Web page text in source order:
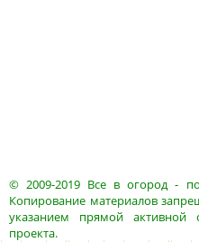
© 2009-2019 Все в огород-
Копирование материалов
указанием прямой
проекта.